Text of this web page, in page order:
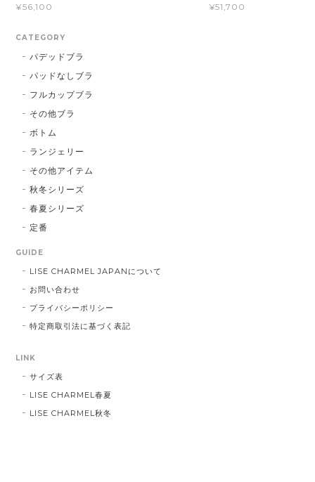
¥56,100
¥51,700
CATEGORY
パデッドブラ
パッドなしブラ
フルカップブラ
その他ブラ
ボトム
ランジェリー
その他アイテム
秋冬シリーズ
春夏シリーズ
定番
GUIDE
LISE CHARMEL JAPANについて
お問い合わせ
プライバシーポリシー
特定商取引法に基づく表記
LINK
サイズ表
LISE CHARMEL春夏
LISE CHARMEL秋冬